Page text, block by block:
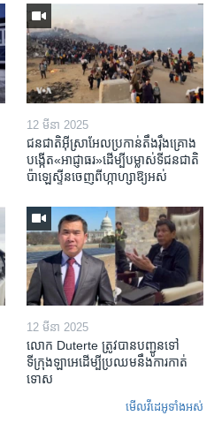
12 មីនា 2025
ជនជាតិ​អ៊ីស្រាអែល​ប្រកាន់​តឹងរ៉ឹង​គ្រោង​
បង្កើត​«អាជ្ញាធរ‍»​ដើម្បី​បម្លាស់​ទី​ជនជាតិ​
ប៉ាឡេស្ទីន​ចេញពី​ហ្កាហ្សា​ឱ្យ​អស់
12 មីនា 2025
លោក Duterte ត្រូវ​បាន​បញ្ជូនទៅ
ទីក្រុងឡាអេ​ដើម្បី​ប្រឈម​នឹង​ការកាត់
ទោស
មើល​វីដេអូ​ទាំង​អស់